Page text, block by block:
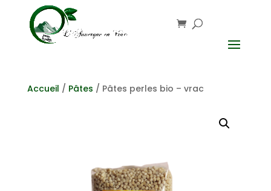
Accueil / Pâtes / Pâtes perles bio – vrac